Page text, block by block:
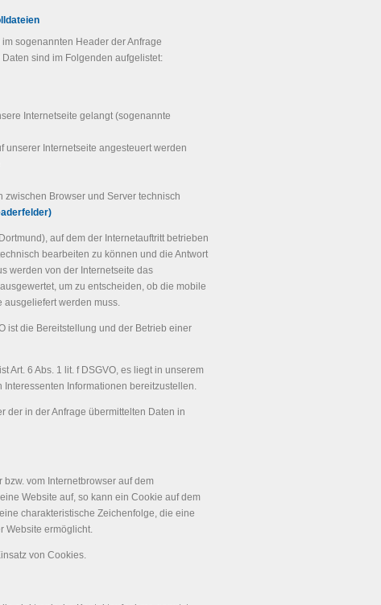
sogenannten Header der Anfrage
sind im Folgenden aufgelistet:
Internetseite gelangt (sogenannte
unserer Internetseite angesteuert werden
Browser und Server technisch
auf dem der Internetauftritt betrieben
bearbeiten zu können und die Antwort
werden von der Internetseite das
um zu entscheiden, ob die mobile
ausgeliefert werden muss.
ist die Bereitstellung und der Betrieb einer
Art. 6 Abs. 1 lit. f DSGVO, es liegt in unserem
Informationen bereitzustellen.
der in der Anfrage übermittelten Daten in
vom Internetbrowser auf dem
Website auf, so kann ein Cookie auf dem
charakteristische Zeichenfolge, die eine
Website ermöglicht.
von Cookies.